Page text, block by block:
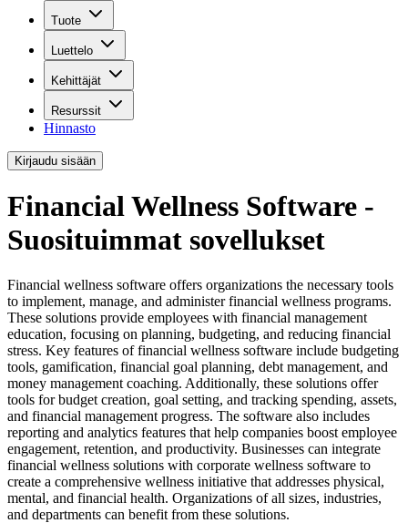
Tuote
Luettelo
Kehittäjät
Resurssit
Hinnasto
Kirjaudu sisään
Financial Wellness Software -
Suosituimmat sovellukset
Financial wellness software offers organizations the necessary tools
to implement, manage, and administer financial wellness programs.
These solutions provide employees with financial management
education, focusing on planning, budgeting, and reducing financial
stress. Key features of financial wellness software include budgeting
tools, gamification, financial goal planning, debt management, and
money management coaching. Additionally, these solutions offer
tools for budget creation, goal setting, and tracking spending, assets,
and financial management progress. The software also includes
reporting and analytics features that help companies boost employee
engagement, retention, and productivity. Businesses can integrate
financial wellness solutions with corporate wellness software to
create a comprehensive wellness initiative that addresses physical,
mental, and financial health. Organizations of all sizes, industries,
and departments can benefit from these solutions.